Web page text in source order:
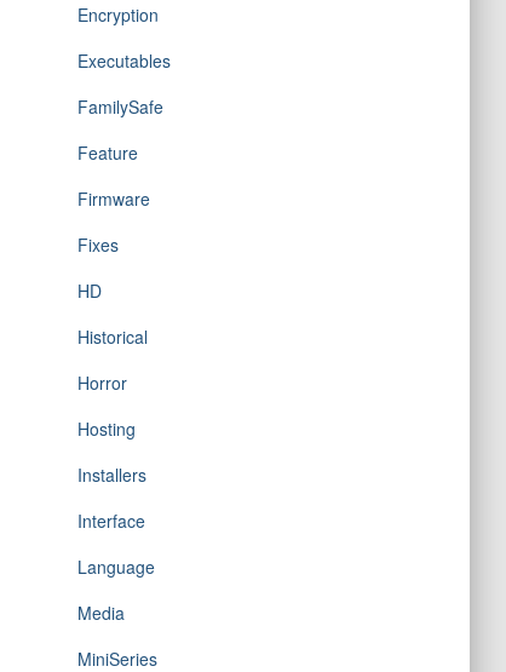
Encryption
Executables
FamilySafe
Feature
Firmware
Fixes
HD
Historical
Horror
Hosting
Installers
Interface
Language
Media
MiniSeries